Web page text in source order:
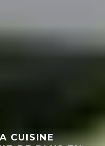
CUISINE